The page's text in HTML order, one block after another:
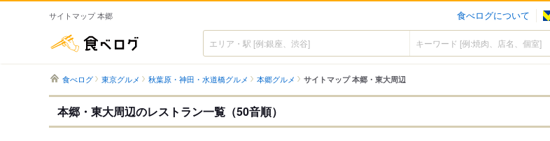
サイトマップ 本郷 食べログについて
食べログ 東京グルメ 秋葉原・神田・水道橋グルメ 本郷グルメ サイトマップ 本郷・東大周辺
本郷・東大周辺のレストラン一覧（50音順）